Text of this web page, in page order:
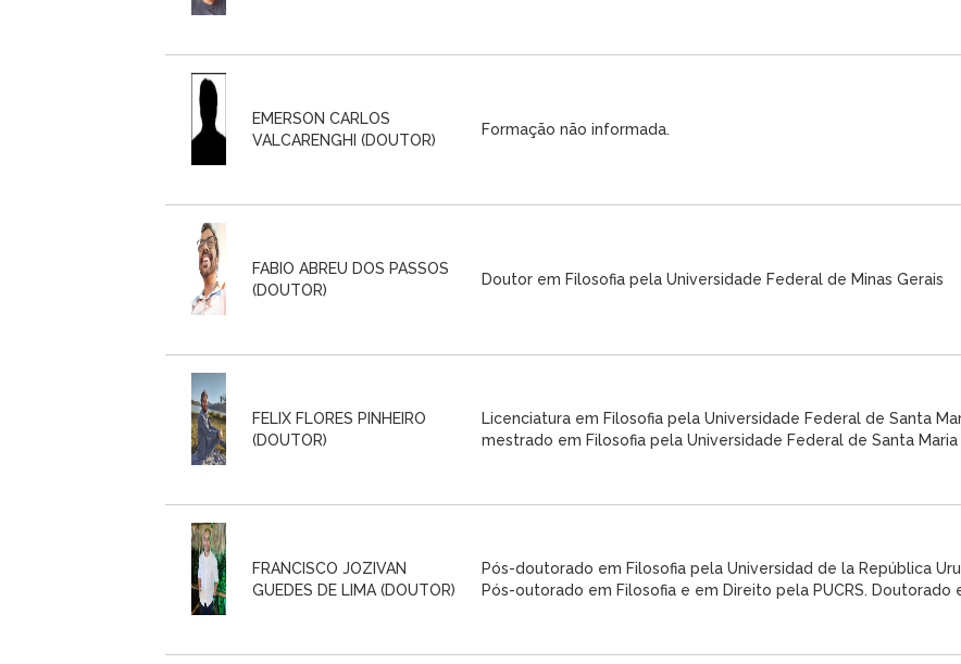
EMERSON CARLOS
VALCARENGHI (DOUTOR)
Formação não informada.
FABIO ABREU DOS PASSOS
(DOUTOR)
Doutor em Filosofia pela Universidade Federal de Minas Gerais
FELIX FLORES PINHEIRO
(DOUTOR)
Licenciatura em Filosofia pela Universidade Federal de Santa
mestrado em Filosofia pela Universidade Federal de Santa Maria
FRANCISCO JOZIVAN
GUEDES DE LIMA (DOUTOR)
Pós-doutorado em Filosofia pela Universidad de la República
Pós-outorado em Filosofia e em Direito pela PUCRS. Doutorado